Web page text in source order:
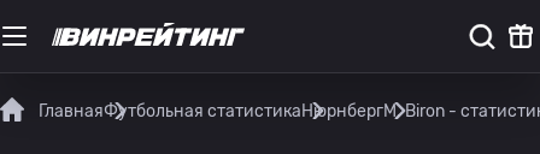
ГлавнаяФутбольная статистикаНюрнбергM. Biron -